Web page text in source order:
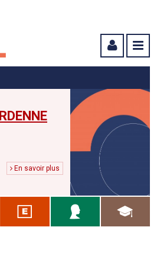
En savoir plus